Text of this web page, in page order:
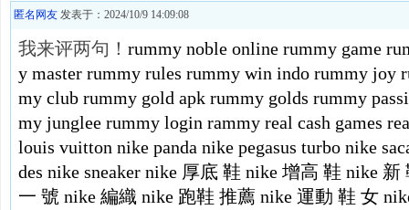
匿名网友 发表于：2024/10/9 14:09:08
我来评两句！ rummy noble online rummy game
y master rummy rules rummy win indo rummy joy
my club rummy gold apk rummy golds rummy
my junglee rummy login rammy real cash games
louis vuitton nike panda nike pegasus turbo nike
des nike sneaker nike 厚底 鞋 nike 增高 鞋 nike 新
一 號 nike 編織 nike 跑鞋 推薦 nike 運動 鞋 女